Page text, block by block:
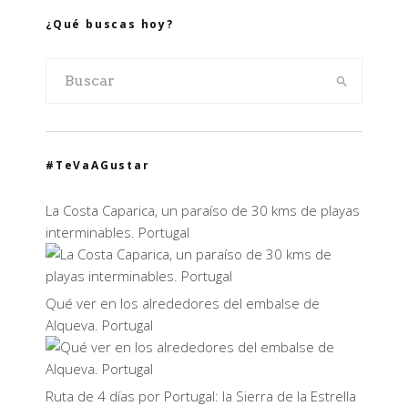
¿Qué buscas hoy?
#TeVaAGustar
La Costa Caparica, un paraíso de 30 kms de playas
interminables. Portugal
Qué ver en los alrededores del embalse de
Alqueva. Portugal
Ruta de 4 días por Portugal: la Sierra de la Estrella